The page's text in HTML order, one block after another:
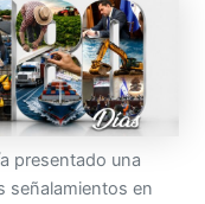
presentado una
señalamientos en